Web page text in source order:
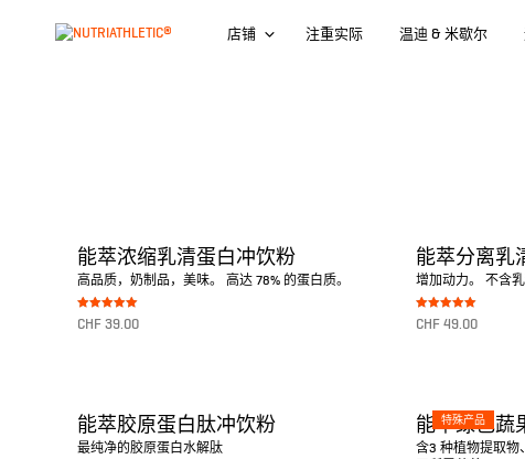
店铺 注重实际 温迪 & 米歇尔
能萃浓缩乳清蛋白冲饮粉
高品质，奶制品，美味。 高达 78% 的蛋白质。
Bewertet mit
5.00
CHF 39.00
能萃分离乳
增加动力。 不含
Bewertet mit
5.00
CHF 49.00
能萃胶原蛋白肽冲饮粉
最纯净的胶原蛋白水解肽
特殊产品
能萃绿色蔬
含3 种植物提取物